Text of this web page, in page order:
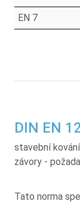
EN 7
DIN EN
stavební
závory -
Tato norma